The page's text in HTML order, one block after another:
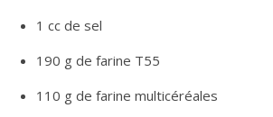
1 cc de sel
190 g de farine T55
110 g de farine multicéréales